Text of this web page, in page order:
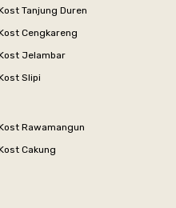
Tanjung Duren
Cengkareng
Jelambar
Slipi
Rawamangun
Cakung